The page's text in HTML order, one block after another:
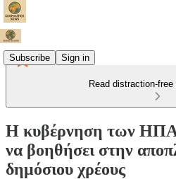
Subscribe Sign in
Read distraction-
Η κυβέρνηση των ΗΠΑ
να βοηθήσει στην
δημόσιου χρέους